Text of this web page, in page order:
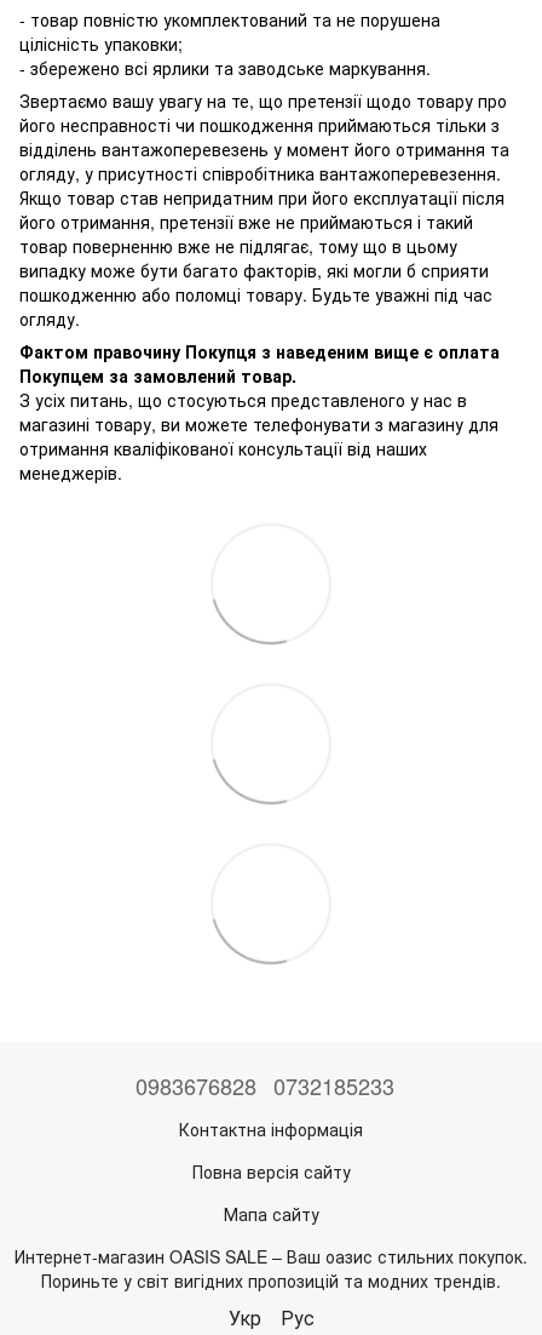
- товар повністю укомплектований та не порушена
цілісність упаковки;
- збережено всі ярлики та заводське маркування.
Звертаємо вашу увагу на те, що претензії щодо товару про
його несправності чи пошкодження приймаються тільки з
відділень вантажоперевезень у момент його отримання та
огляду, у присутності співробітника вантажоперевезення.
Якщо товар став непридатним при його експлуатації після
його отримання, претензії вже не приймаються і такий
товар поверненню вже не підлягає, тому що в цьому
випадку може бути багато факторів, які могли б сприяти
пошкодженню або поломці товару. Будьте уважні під час
огляду.
Фактом правочину Покупця з наведеним вище є оплата
Покупцем за замовлений товар.
З усіх питань, що стосуються представленого у нас в
магазині товару, ви можете телефонувати з магазину для
отримання кваліфікованої консультації від наших
менеджерів.
0983676828 0732185233
Контактна інформація
Повна версія сайту
Мапа сайту
Интернет-магазин OASIS SALE – Ваш оазис стильних покупок.
Пориньте у світ вигідних пропозицій та модних трендів.
Укр Рус